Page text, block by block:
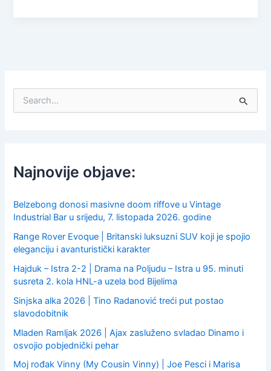
f
o
:
Najnovije objave:
Belzebong donosi masivne doom riffove u Vintage
Industrial Bar u srijedu, 7. listopada 2026. godine
Range Rover Evoque | Britanski luksuzni SUV koji je spojio
eleganciju i avanturistički karakter
Hajduk – Istra 2-2 | Drama na Poljudu – Istra u 95. minuti
susreta 2. kola HNL-a uzela bod Bijelima
Sinjska alka 2026 | Tino Radanović treći put postao
slavodobitnik
Mladen Ramljak 2026 | Ajax zasluženo svladao Dinamo i
osvojio pobjednički pehar
Moj rođak Vinny (My Cousin Vinny) | Joe Pesci i Marisa